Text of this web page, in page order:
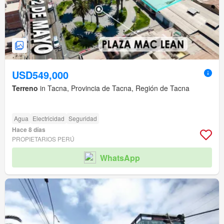
USD549,000
Terreno in Tacna, Provincia de Tacna, Región de Tacna
Agua Electricidad Seguridad
Hace 8 días
PROPIETARIOS PERÚ
WhatsApp